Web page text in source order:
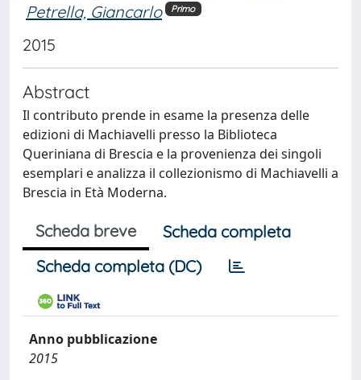
Petrella, Giancarlo Primo
2015
Abstract
Il contributo prende in esame la presenza delle
edizioni di Machiavelli presso la Biblioteca
Queriniana di Brescia e la provenienza dei singoli
esemplari e analizza il collezionismo di Machiavelli a
Brescia in Età Moderna.
Scheda breve
Scheda completa
Scheda completa (DC)
Anno pubblicazione
2015